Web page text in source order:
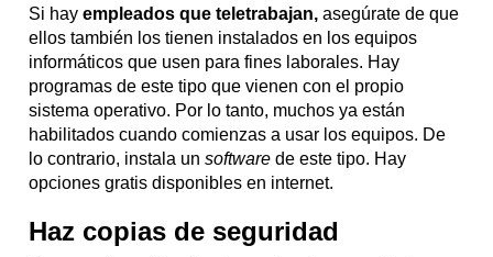
Si hayempleados que teletrabajan, asegúrate de que
ellos también los tienen instalados en los equipos
informáticos que usen para fines laborales. Hay
programas de este tipo que vienen con el propio
sistema operativo. Por lo tanto, muchos ya están
habilitados cuando comienzas a usar los equipos. De
lo contrario, instala unsoftware de este tipo. Hay
opciones gratis disponibles en internet.
Haz copias de seguridad